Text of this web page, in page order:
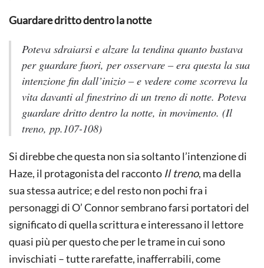
Guardare dritto dentro la notte
Poteva sdraiarsi e alzare la tendina quanto bastava
per guardare fuori, per osservare – era questa la sua
intenzione fin dall’inizio – e vedere come scorreva la
vita davanti al finestrino di un treno di notte. Poteva
guardare dritto dentro la notte, in movimento.(Il
treno,pp.107-108)
Si direbbe che questa non sia soltanto l’intenzione di
Haze, il protagonista del racconto Il treno, ma della
sua stessa autrice; e del resto non pochi fra i
personaggi di O’ Connor sembrano farsi portatori del
significato di quella scrittura e interessano il lettore
quasi più per questo che per le trame in cui sono
invischiati – tutte rarefatte, inafferrabili, come